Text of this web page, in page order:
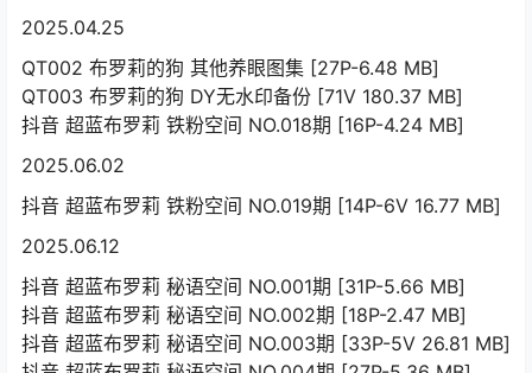
2025.04.25
QT002 布罗莉的狗 其他养眼图集 [27P-6.48 MB]
QT003 布罗莉的狗 DY无水印备份 [71V 180.37 MB]
抖音 超蓝布罗莉 铁粉空间 NO.018期 [16P-4.24 MB]
2025.06.02
抖音 超蓝布罗莉 铁粉空间 NO.019期 [14P-6V 16.77 MB]
2025.06.12
抖音 超蓝布罗莉 秘语空间 NO.001期 [31P-5.66 MB]
抖音 超蓝布罗莉 秘语空间 NO.002期 [18P-2.47 MB]
抖音 超蓝布罗莉 秘语空间 NO.003期 [33P-5V 26.81 MB]